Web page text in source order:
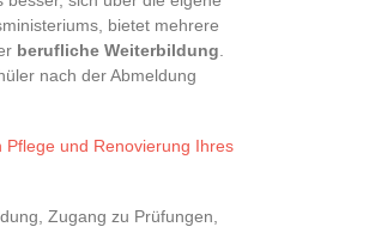
bietet mehrere
berufliche Weiterbildung
nach der Abmeldung
und Renovierung Ihres
Zugang zu Prüfungen,